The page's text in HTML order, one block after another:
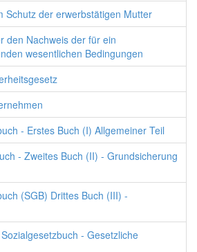
Schutz der erwerbstätigen Mutter
den Nachweis der für ein
wesentlichen Bedingungen
- Erstes Buch (I) Allgemeiner Teil
- Zweites Buch (II) - Grundsicherung
(SGB) Drittes Buch (III) -
- Gesetzliche